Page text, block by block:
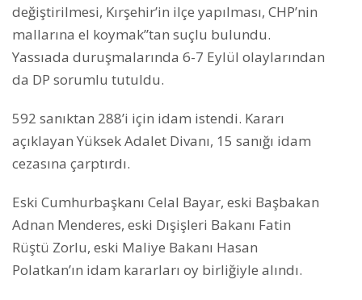
değiştirilmesi, Kırşehir’in ilçe yapılması, CHP’nin
mallarına el koymak”tan suçlu bulundu.
Yassıada duruşmalarında 6-7 Eylül olaylarından
da DP sorumlu tutuldu.
592 sanıktan 288’i için idam istendi. Kararı
açıklayan Yüksek Adalet Divanı, 15 sanığı idam
cezasına çarptırdı.
Eski Cumhurbaşkanı Celal Bayar, eski Başbakan
Adnan Menderes, eski Dışişleri Bakanı Fatin
Rüştü Zorlu, eski Maliye Bakanı Hasan
Polatkan’ın idam kararları oy birliğiyle alındı.